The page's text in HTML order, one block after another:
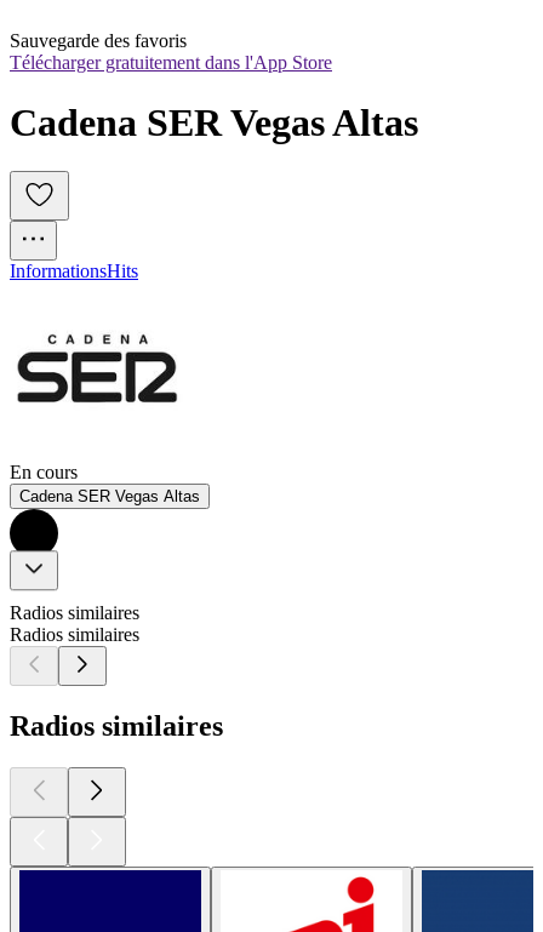
Sauvegarde des favoris
Télécharger gratuitement dans l'App Store
Cadena SER Vegas Altas
InformationsHits
En cours
Cadena SER Vegas Altas
Radios similaires
Radios similaires
Radios similaires